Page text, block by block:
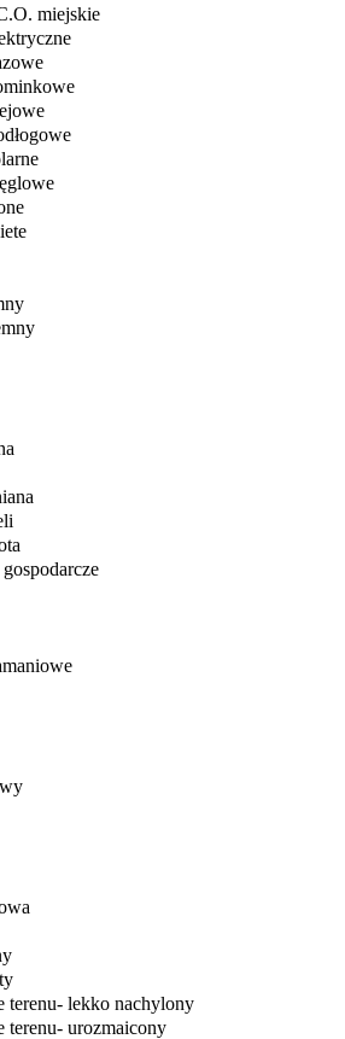
miejskie
terenu- lekko nachylony
terenu- urozmaicony